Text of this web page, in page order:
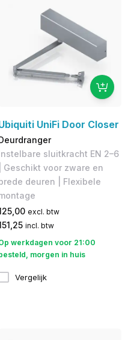
UniFi Door Closer
sluitkracht EN 2–6
| Geschikt voor zware en
deuren | Flexibele
excl. btw
incl. btw
werkdagen voor 21:00
morgen in huis
Vergelijk